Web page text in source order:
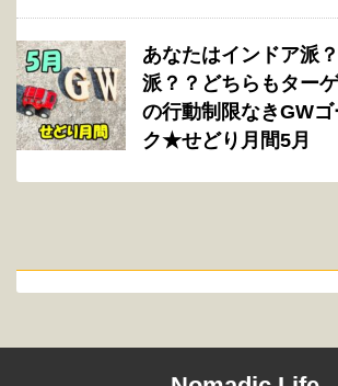
あなたはインドア派
派？？どちらもター
の行動制限なきGW
ク★せどり月間5月